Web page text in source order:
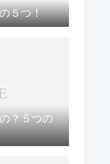
５つ！
？５つの